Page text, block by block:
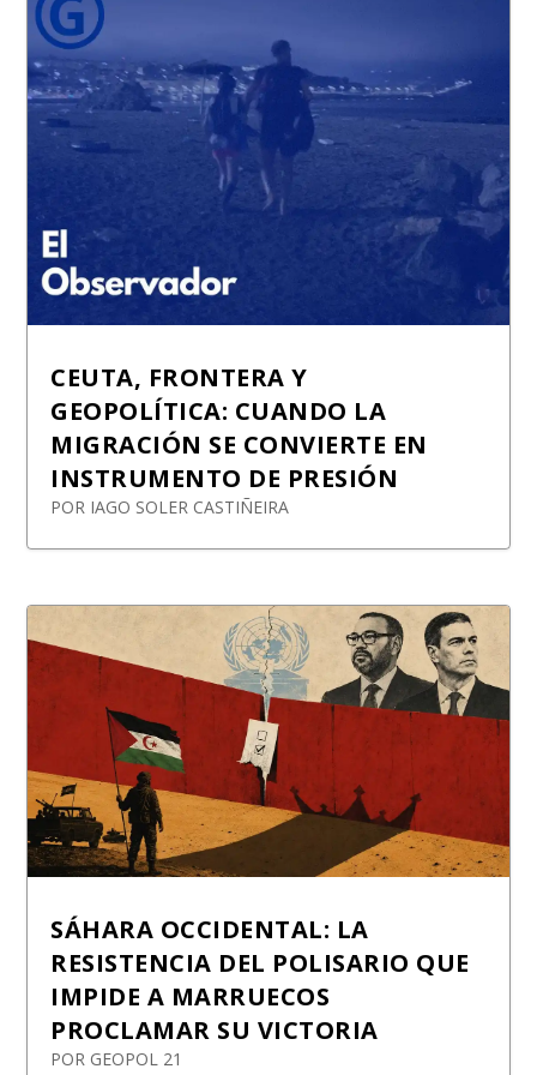
CEUTA, FRONTERA Y
GEOPOLÍTICA: CUANDO LA
MIGRACIÓN SE CONVIERTE EN
INSTRUMENTO DE PRESIÓN
POR IAGO SOLER CASTIÑEIRA
SÁHARA OCCIDENTAL: LA
RESISTENCIA DEL POLISARIO QUE
IMPIDE A MARRUECOS
PROCLAMAR SU VICTORIA
POR GEOPOL 21